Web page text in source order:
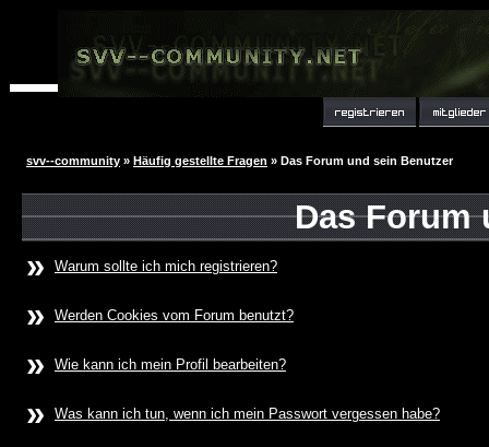
svv--community » Häufig gestellte Fragen » Das Forum und sein Benutzer
Das Forum
»
Warum sollte ich mich registrieren?
» Werden Cookies vom Forum benutzt?
» Wie kann ich mein Profil bearbeiten?
» Was kann ich tun, wenn ich mein Passwort vergessen habe?